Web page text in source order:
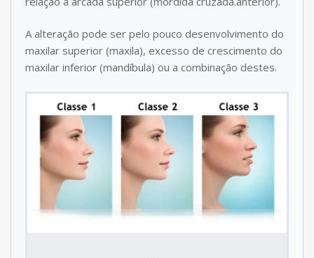
A alteração pode ser pelo pouco desenvolvimento do
maxilar superior (maxila), excesso de crescimento do
maxilar inferior (mandíbula) ou a combinação destes.